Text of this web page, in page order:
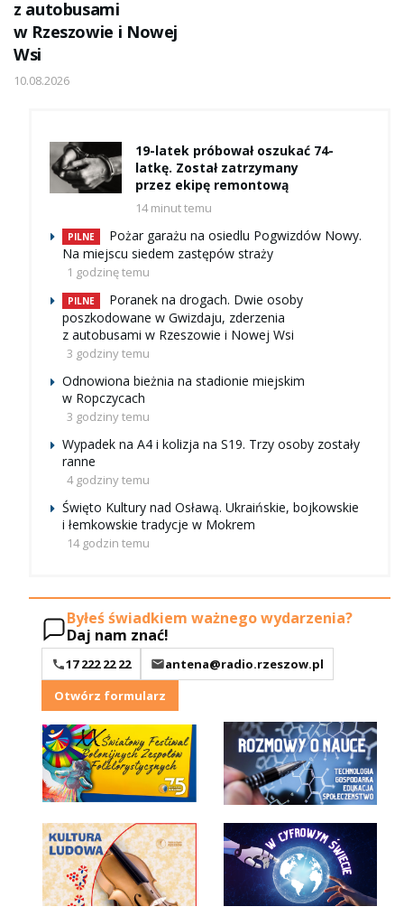
z autobusami
w Rzeszowie i Nowej
Wsi
10.08.2026
19-latek próbował oszukać 74-
latkę. Został zatrzymany
przez ekipę remontową
14 minut temu
PILNE
Pożar garażu na osiedlu Pogwizdów Nowy.
Na miejscu siedem zastępów straży
1 godzinę temu
PILNE
Poranek na drogach. Dwie osoby
poszkodowane w Gwizdaju, zderzenia
z autobusami w Rzeszowie i Nowej Wsi
3 godziny temu
Odnowiona bieżnia na stadionie miejskim
w Ropczycach
3 godziny temu
Wypadek na A4 i kolizja na S19. Trzy osoby zostały
ranne
4 godziny temu
Święto Kultury nad Osławą. Ukraińskie, bojkowskie
i łemkowskie tradycje w Mokrem
14 godzin temu
Byłeś świadkiem ważnego wydarzenia?
Daj nam znać!
17 222 22 22
antena@radio.rzeszow.pl
Otwórz formularz